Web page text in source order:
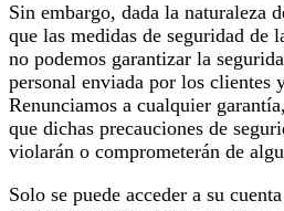
Sin embargo, dada la naturaleza
que las medidas de seguridad de
no podemos garantizar la
personal enviada por los clientes
Renunciamos a cualquier
que dichas precauciones de
violarán o comprometerán de
Solo se puede acceder a su